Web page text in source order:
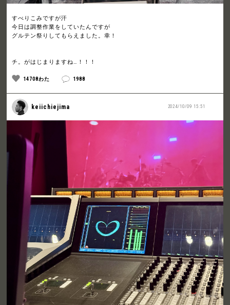
すべりこみですが汗
今日は調整作業をしていたんですが
グルテン祭りしてもらえました。幸！
チ。がはじまりますね…！！！
14708わた 1988
2024/10/09 15:51
keiichiejima